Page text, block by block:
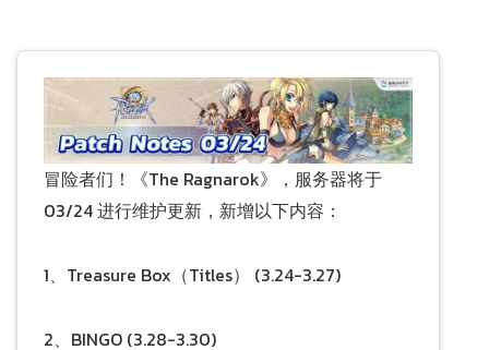
冒险者们！《The Ragnarok》，服务器将于
03/24 进行维护更新，新增以下内容：
1、Treasure Box（Titles） (3.24-3.27)
2、BINGO (3.28-3.30)